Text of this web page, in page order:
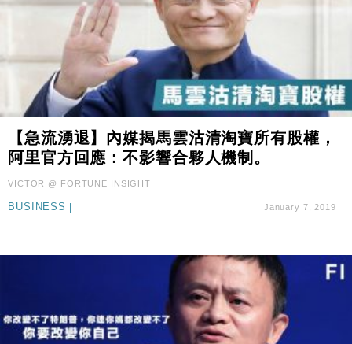
【急流湧退】內媒揭馬雲沽清淘寶所有股權，
阿里官方回應：不影響合夥人機制。
VICTOR @ FORTUNE INSIGHT
BUSINESS | January 7, 2019